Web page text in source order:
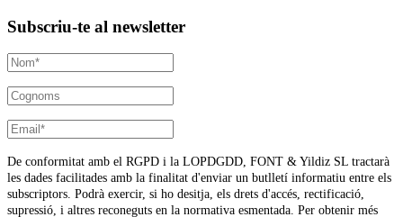
Subscriu-te al newsletter
De conformitat amb el RGPD i la LOPDGDD, FONT & Yildiz SL tractarà
les dades facilitades amb la finalitat d'enviar un butlletí informatiu entre els
subscriptors. Podrà exercir, si ho desitja, els drets d'accés, rectificació,
supressió, i altres reconeguts en la normativa esmentada. Per obtenir més